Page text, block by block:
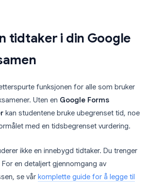
tidtaker i din Google
funksjonen for alle som bruker
Uten en Google Forms
kan studentene bruke ubegrenset tid, noe
med en tidsbegrenset vurdering.
ikke en innebygd tidtaker. Du trenger
en detaljert gjennomgang av
se vår komplette guide for å legge til